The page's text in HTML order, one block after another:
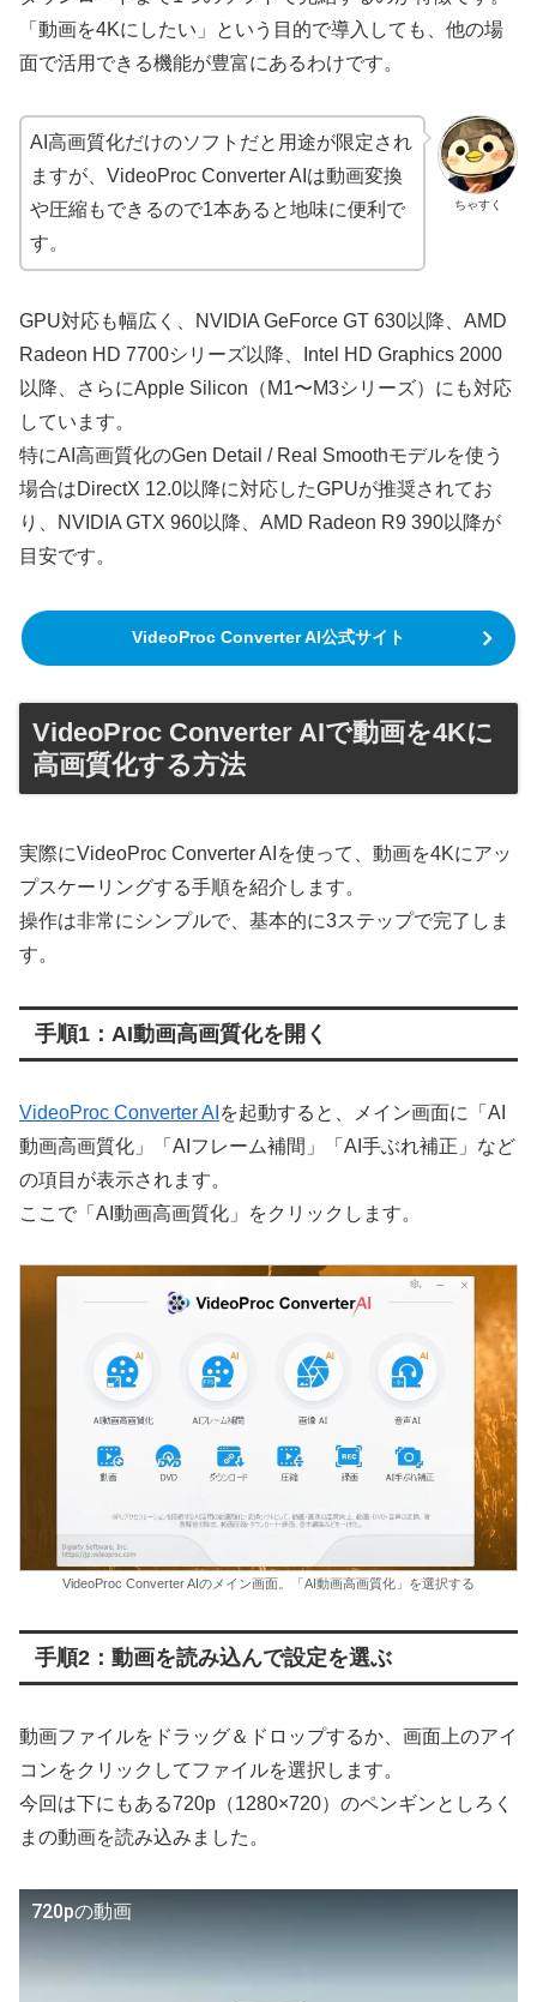
「動画を4Kにしたい」という目的で導入しても、他の場
面で活用できる機能が豊富にあるわけです。
ちゃすく
AI高画質化だけのソフトだと用途が限定され
ますが、VideoProc Converter AIは動画変換
や圧縮もできるので1本あると地味に便利で
す。
GPU対応も幅広く、NVIDIA GeForce GT 630以降、AMD
Radeon HD 7700シリーズ以降、Intel HD Graphics 2000
以降、さらにApple Silicon（M1〜M3シリーズ）にも対応
しています。
特にAI高画質化のGen Detail / Real Smoothモデルを使う
場合はDirectX 12.0以降に対応したGPUが推奨されてお
り、NVIDIA GTX 960以降、AMD Radeon R9 390以降が
目安です。
VideoProc Converter AI公式サイト
VideoProc Converter AIで動画を4Kに
高画質化する方法
実際にVideoProc Converter AIを使って、動画を4Kにアッ
プスケーリングする手順を紹介します。
操作は非常にシンプルで、基本的に3ステップで完了しま
す。
手順1：AI動画高画質化を開く
VideoProc Converter AI を起動すると、メイン画面に「AI
動画高画質化」「AIフレーム補間」「AI手ぶれ補正」など
の項目が表示されます。
ここで「AI動画高画質化」をクリックします。
VideoProc Converter AIのメイン画面。「AI動画高画質化」を選択する
手順2：動画を読み込んで設定を選ぶ
動画ファイルをドラッグ＆ドロップするか、画面上のアイ
コンをクリックしてファイルを選択します。
今回は下にもある720p（1280×720）のペンギンとしろく
まの動画を読み込みました。
720pの動画